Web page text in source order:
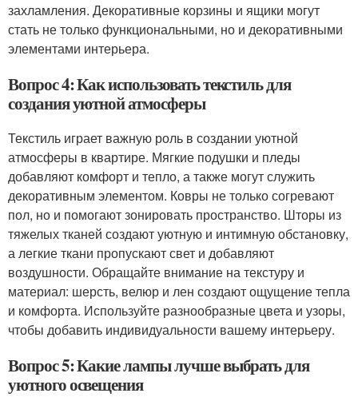
захламления. Декоративные корзины и ящики могут
стать не только функциональными, но и декоративными
элементами интерьера.
Вопрос 4: Как использовать текстиль для
создания уютной атмосферы
Текстиль играет важную роль в создании уютной
атмосферы в квартире. Мягкие подушки и пледы
добавляют комфорт и тепло, а также могут служить
декоративным элементом. Ковры не только согревают
пол, но и помогают зонировать пространство. Шторы из
тяжелых тканей создают уютную и интимную обстановку,
а легкие ткани пропускают свет и добавляют
воздушности. Обращайте внимание на текстуру и
материал: шерсть, велюр и лен создают ощущение тепла
и комфорта. Используйте разнообразные цвета и узоры,
чтобы добавить индивидуальности вашему интерьеру.
Вопрос 5: Какие лампы лучше выбрать для
уютного освещения